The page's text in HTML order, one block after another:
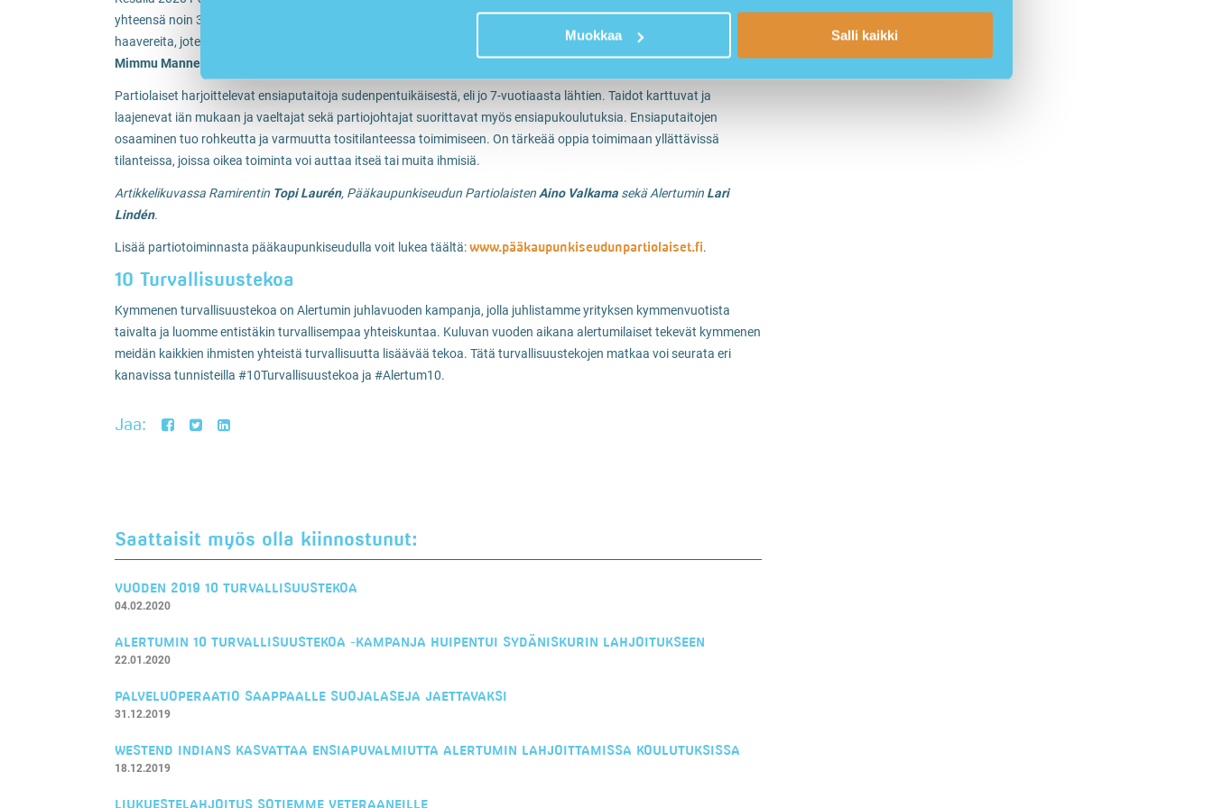
Muokkaa Salli kaikki
yhteensä noin 3000 leiriläistä. ”Leirien monilla ohjelmapisteillä ja vaelluksia sekä ihan leiriarjessa sattuu silloin tällöin
haavereita, joten ensiapupakkaukset tulevat tarpeeseen” kertoo Pääkaupunkiseudun Partiolaisten toiminnanjohtaja
Mimmu Mannermaa
Partiolaiset harjoittelevat ensiaputaitoja sudenpentuikäisestä, eli jo 7-vuotiaasta lähtien. Taidot karttuvat ja
laajenevat iän mukaan ja vaeltajat sekä partiojohtajat suorittavat myös ensiapukoulutuksia. Ensiaputaitojen
osaaminen tuo rohkeutta ja varmuutta tositilanteessa toimimiseen. On tärkeää oppia toimimaan yllättävissä
tilanteissa, joissa oikea toiminta voi auttaa itseä tai muita ihmisiä.
Artikkelikuvassa Ramirentin Topi Laurén, Pääkaupunkiseudun Partiolaisten Aino Valkama sekä Alertumin Lari
Lindén.
Lisää partiotoiminnasta pääkaupunkiseudulla voit lukea täältä:www.pääkaupunkiseudunpartiolaiset.fi.
10 Turvallisuustekoa
Kymmenen turvallisuustekoa on Alertumin juhlavuoden kampanja, jolla juhlistamme yrityksen kymmenvuotista
taivalta ja luomme entistäkin turvallisempaa yhteiskuntaa. Kuluvan vuoden aikana alertumilaiset tekevät kymmenen
meidän kaikkien ihmisten yhteistä turvallisuutta lisäävää tekoa. Tätä turvallisuustekojen matkaa voi seurata eri
kanavissa tunnisteilla #10Turvallisuustekoa ja #Alertum10.
Jaa:
Saattaisit myös olla kiinnostunut:
VUODEN 2019 10 TURVALLISUUSTEKOA
04.02.2020
ALERTUMIN 10 TURVALLISUUSTEKOA -KAMPANJA HUIPENTUI SYDÄNISKURIN LAHJOITUKSEEN
22.01.2020
PALVELUOPERAATIO SAAPPAALLE SUOJALASEJA JAETTAVAKSI
31.12.2019
WESTEND INDIANS KASVATTAA ENSIAPUVALMIUTTA ALERTUMIN LAHJOITTAMISSA KOULUTUKSISSA
18.12.2019
LIUKUESTELAHJOITUS SOTIEMME VETERAANEILLE